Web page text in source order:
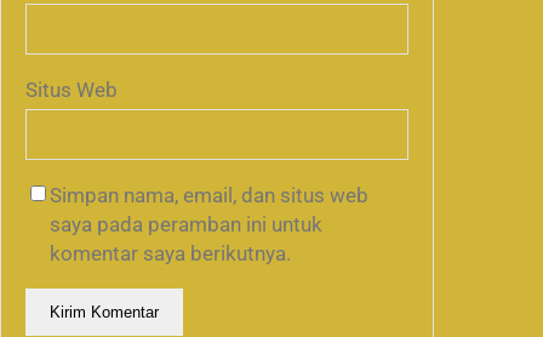
Situs Web
Simpan nama, email, dan situs web
saya pada peramban ini untuk
komentar saya berikutnya.